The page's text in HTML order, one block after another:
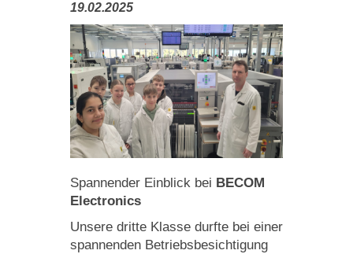
19.02.2025
Spannender Einblick bei BECOM
Electronics
Unsere dritte Klasse durfte bei einer
spannenden Betriebsbesichtigung